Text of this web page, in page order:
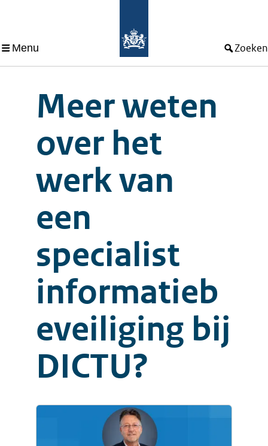
Menu Zoeken
Meer weten
over het
werk van
een
specialist
informatieb
eveiliging bij
DICTU?